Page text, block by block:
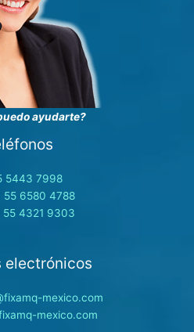
ayudarte?
5443 7998
55 6580 4788
55 4321 9303
electrónicos
mexico.com
mexico.com